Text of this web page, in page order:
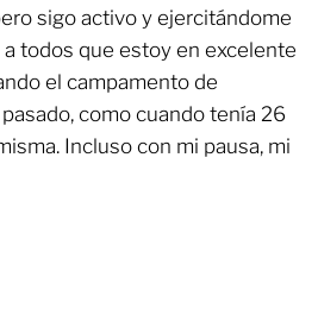
sigo activo y ejercitándome
todos que estoy en excelente
el campamento de
como cuando tenía 26
Incluso con mi pausa, mi